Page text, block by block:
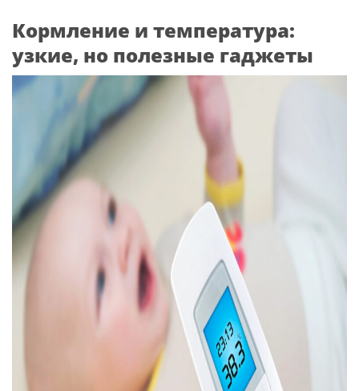
Кормление и температура:
узкие, но полезные гаджеты